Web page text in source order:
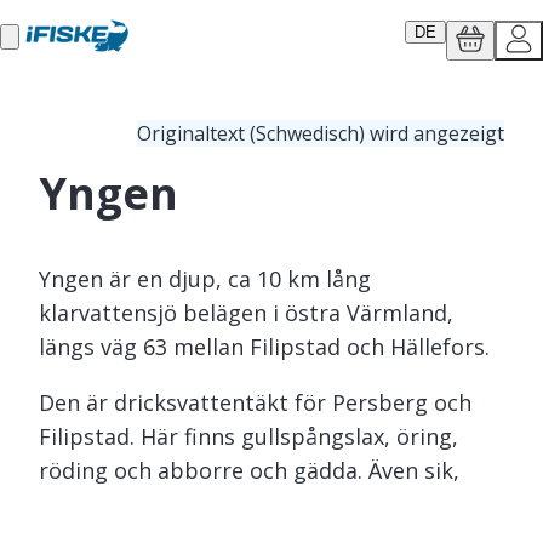
DE
Originaltext (Schwedisch) wird angezeigt
Yngen
Yngen är en djup, ca 10 km lång
klarvattensjö belägen i östra Värmland,
längs väg 63 mellan Filipstad och Hällefors.
Den är dricksvattentäkt för Persberg och
Filipstad. Här finns gullspångslax, öring,
röding och abborre och gädda. Även sik,